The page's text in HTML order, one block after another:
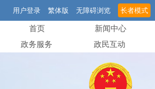
用户登录 繁体版 无障碍浏览 长者模式
首页 新闻中心
政务服务
政民互动